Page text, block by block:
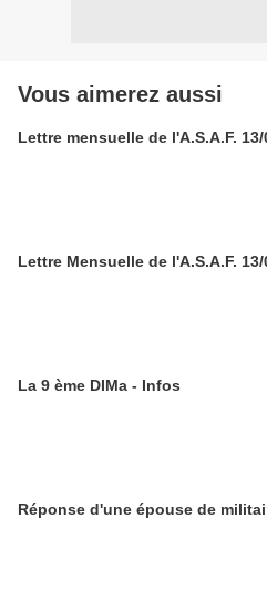
Vous aimerez aussi
Lettre mensuelle de l'A.S.A.F.
Lettre Mensuelle de l'A.S.A.F.
La 9 ème DIMa - Infos
Réponse d'une épouse de